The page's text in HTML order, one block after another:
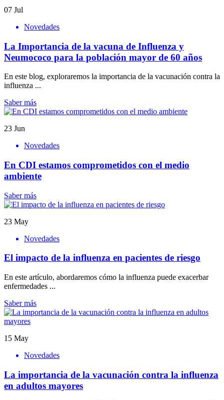
07 Jul
Novedades
La Importancia de la vacuna de Influenza y
Neumococo para la población mayor de 60 años
En este blog, exploraremos la importancia de la vacunación contra la
influenza ...
Saber más
23 Jun
Novedades
En CDI estamos comprometidos con el medio
ambiente
Saber más
23 May
Novedades
El impacto de la influenza en pacientes de riesgo
En este artículo, abordaremos cómo la influenza puede exacerbar
enfermedades ...
Saber más
15 May
Novedades
La importancia de la vacunación contra la influenza
en adultos mayores